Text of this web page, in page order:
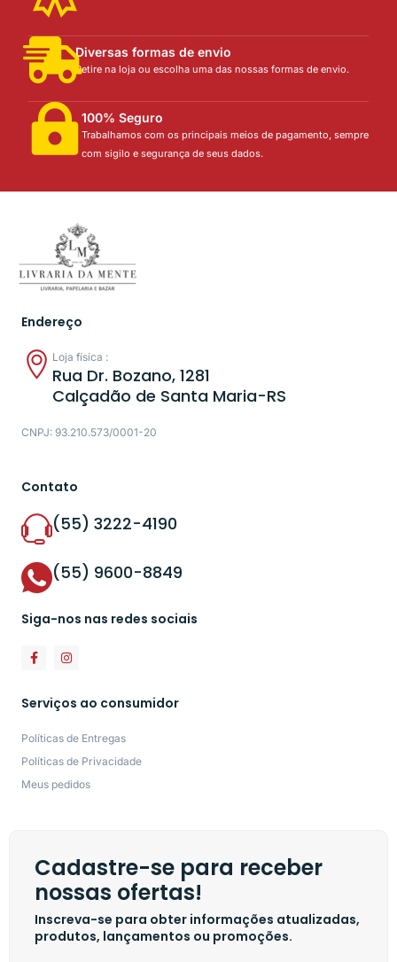
Diversas formas de envio
Retire na loja ou escolha uma das nossas formas de envio.
100% Seguro
Trabalhamos com os principais meios de pagamento, sempre
com sigilo e segurança de seus dados.
Endereço
Loja física :
Rua Dr. Bozano, 1281
Calçadão de Santa Maria-RS
CNPJ: 93.210.573/0001-20
Contato
(55) 3222-4190
(55) 9600-8849
Siga-nos nas redes sociais
Serviços ao consumidor
Políticas de Entregas
Políticas de Privacidade
Meus pedidos
Cadastre-se para receber
nossas ofertas!
Inscreva-se para obter informações atualizadas,
produtos, lançamentos ou promoções.